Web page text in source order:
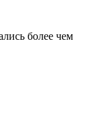
более чем